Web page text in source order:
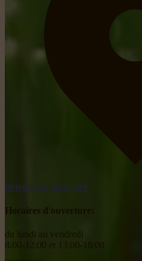
obtenir un itinéraire
Horaires d'ouverture:
du lundi au vendredi
8:00-12:00 et 13:00-18:00